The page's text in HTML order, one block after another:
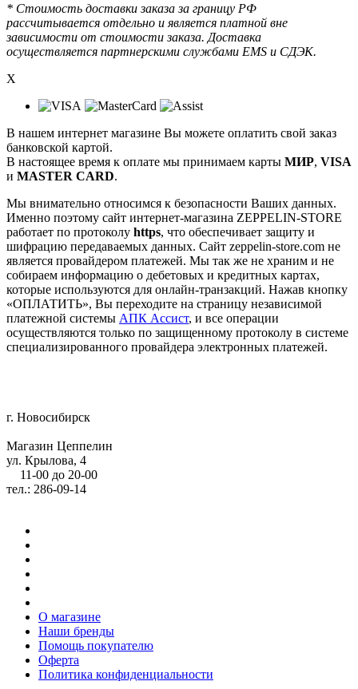
* Стоимость доставки заказа за границу РФ
рассчитывается отдельно и является платной вне
зависимости от стоимости заказа. Доставка
осуществляется партнерскими службами EMS и СДЭК.
X
В нашем интернет магазине Вы можете оплатить свой заказ
банковской картой.
В настоящее время к оплате мы принимаем карты МИР, VISA
и MASTER CARD.
Мы внимательно относимся к безопасности Ваших данных.
Именно поэтому сайт интернет-магазина ZEPPELIN-STORE
работает по протоколу https, что обеспечивает защиту и
шифрацию передаваемых данных. Сайт zeppelin-store.com не
является провайдером платежей. Мы так же не храним и не
собираем информацию о дебетовых и кредитных картах,
которые используются для онлайн-транзакций. Нажав кнопку
«ОПЛАТИТЬ», Вы переходите на страницу независимой
платежной системы АПК Ассист, и все операции
осуществляются только по защищенному протоколу в системе
специализированного провайдера электронных платежей.
г. Новосибирск
Магазин Цеппелин
ул. Крылова, 4
11-00 до 20-00
тел.: 286-09-14
О магазине
Наши бренды
Помощь покупателю
Оферта
Политика конфиденциальности